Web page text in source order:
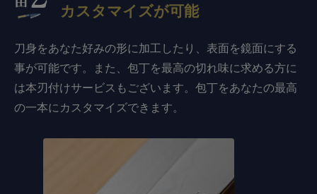
カスタマイズが可能
刀身をあなた好みの形に加工したり、表面を鏡面にする
事が可能です。また、包丁を最高の切れ味に求める方に
は本刃付けサービスもございます。包丁をあなたの最高
の一本にカスタマイズできます。